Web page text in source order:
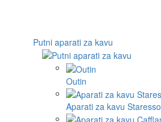
Putni aparati za kavu
Outin
Aparati za kavu Staresso